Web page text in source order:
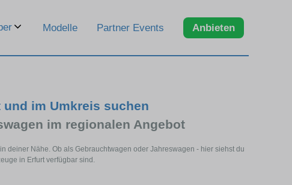
Modelle Partner Events Anbieten
und im Umkreis suchen
im regionalen Angebot
deiner Nähe. Ob als Gebrauchtwagen oder Jahreswagen - hier siehst du
in Erfurt verfügbar sind.